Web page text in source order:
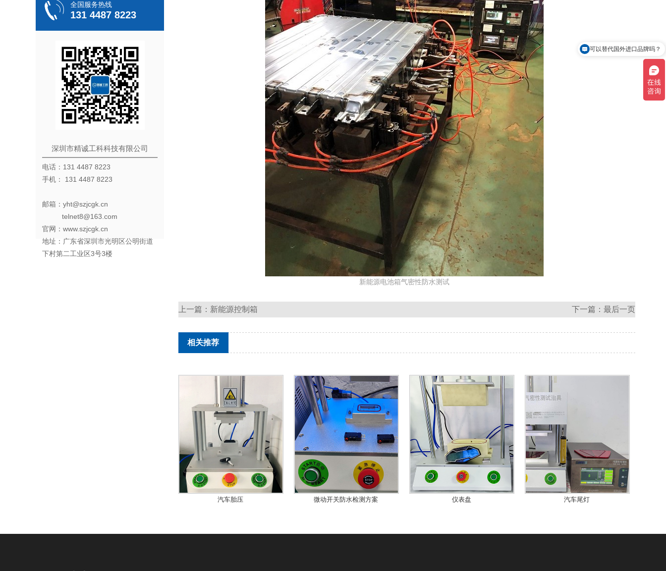
全国服务热线
131 4487 8223
深圳市精诚工科科技有限公司
电话：131 4487 8223
手机： 131 4487 8223
邮箱：yht@szjcgk.cn
telnet8@163.com
官网：www.szjcgk.cn
地址：广东省深圳市光明区公明街道
下村第二工业区3号3楼
新能源电池箱气密性防水测试
上一篇： 新能源控制箱 下一篇： 最后一页
相关推荐
汽车胎压 微动开关防水检测方案 仪表盘 汽车尾灯
可以替代国外进口品牌吗？